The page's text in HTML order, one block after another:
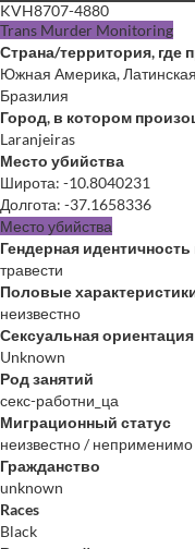
KVH8707-4880
Trans Murder Monitoring
Страна/территория, где
Южная Америка,
Бразилия
Город, в котором
Laranjeiras
Место убийства
Широта: -10.8040231
Долгота: -37.1658336
Место убийства
Гендерная
травести
Половые
неизвестно
Сексуальная ориентация
Unknown
Род занятий
секс-работни_ца
Миграционный статус
неизвестно / неприменимо
Гражданство
unknown
Races
Black